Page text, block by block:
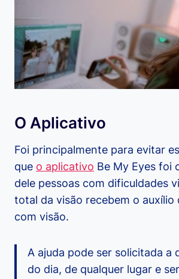
O Aplicativo
Foi principalmente para evitar
que o aplicativo Be My Eyes foi
dele pessoas com dificuldades
total da visão recebem o auxílio
com visão.
A ajuda pode ser solicitada a
do dia, de qualquer lugar e